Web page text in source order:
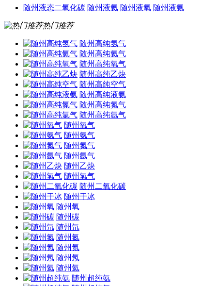
随州液态二氧化碳 随州液氦 随州液氧 随州液氨
热门推荐
随州高纯氢气
随州高纯氦气
随州高纯氧气
随州高纯乙炔
随州高纯空气
随州高纯液氨
随州高纯氮气
随州高纯氩气
随州氧气
随州氨气
随州氮气
随州氩气
随州乙炔
随州氢气
随州二氧化碳
随州干冰
随州氧
随州碳
随州氘
随州氮
随州氪
随州氖
随州氦
随州超纯氨